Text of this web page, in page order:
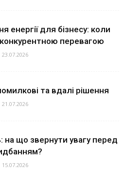
енергії для бізнесу: коли
конкурентною перевагою
23.07.2026
та вдалі рішення
21.07.2026
на що звернути увагу перед
15.07.2026